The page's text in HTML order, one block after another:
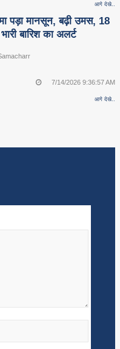
आगे देखे..
पड़ा मानसून, बढ़ी उमस, 18
बारिश का अलर्ट
7/14/2026 9:36:57 AM
आगे देखे..